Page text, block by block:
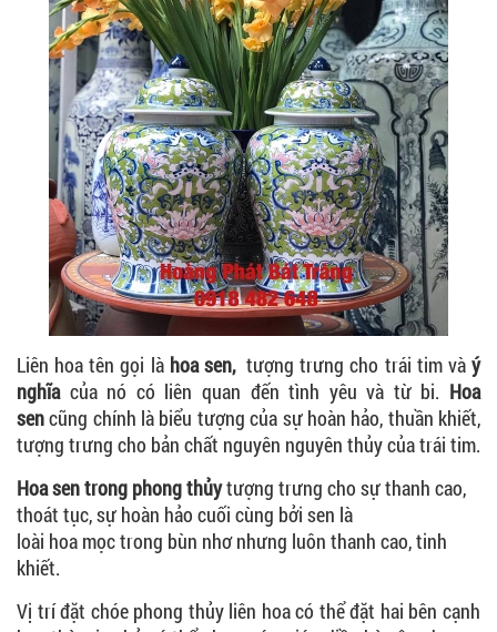
Liên hoa tên gọi làhoa sen,tượng trưng cho trái tim vàý
nghĩacủa nó có liên quan đến tình yêu và từ bi. Hoa
sencũng chính là biểu tượng của sự hoàn hảo, thuần khiết,
tượng trưng cho bản chất nguyên nguyên thủy của trái tim.
Hoa sen trong phong thủytượng trưng cho sự thanh cao,
thoát tục, sự hoàn hảo cuối cùng bởi sen là
loài hoa mọc trong bùn nhơ nhưng luôn thanh cao, tinh
khiết.
Vị trí đặt chóe phong thủy liên hoa có thể đặt hai bên cạnh